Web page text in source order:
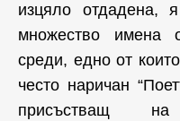
изцяло отдадена,
множество имена
среди, едно от
често наричан
присъстващ